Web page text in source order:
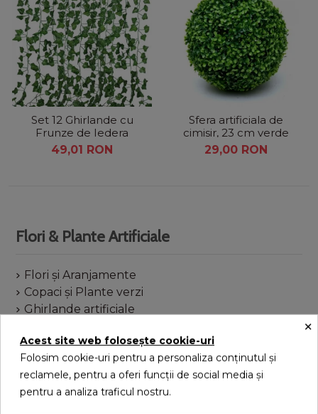
Set 12 Ghirlande cu
Frunze de Iedera
Artificială, Lungime 2M,
Total 24M
49,01 RON
Sfera artificiala de
cimisir, 23 cm verde
29,00 RON
Flori & Plante Artificiale
Flori și Aranjamente
Copaci și Plante verzi
Ghirlande artificiale
Panouri artificiale decorative
×
Acest site web folosește cookie-uri
Folosim cookie-uri pentru a personaliza conținutul și
reclamele, pentru a oferi funcții de social media și
pentru a analiza traficul nostru.